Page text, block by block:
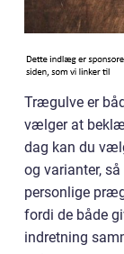
Trægulve er
vælger at
dag kan du
og varianter,
personlige
fordi de både
indretning